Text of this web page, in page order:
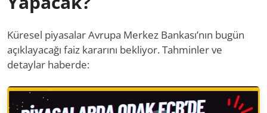
Küresel piyasalar Avrupa Merkez Bankası’nın bugün
açıklayacağı faiz kararını bekliyor. Tahminler ve
detaylar haberde: